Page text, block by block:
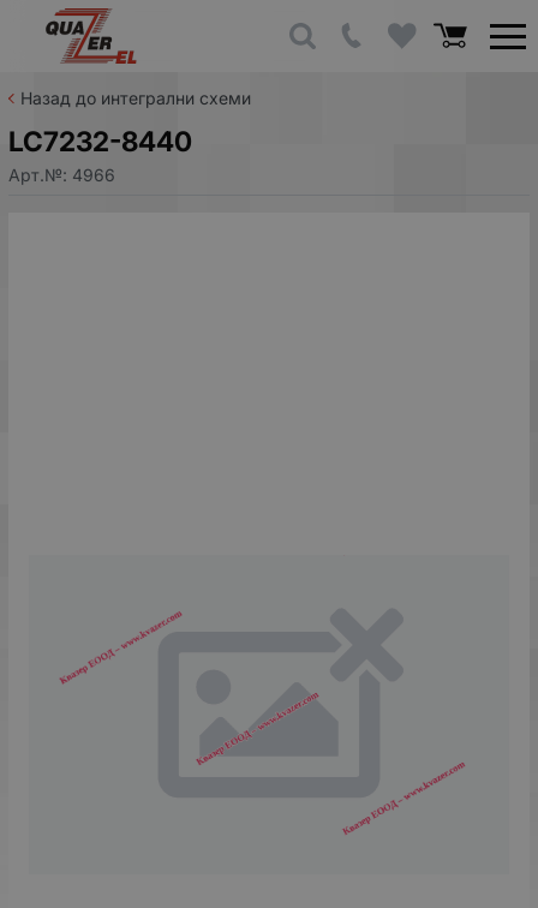
Назад до интегрални схеми
LC7232-8440
Арт.№: 4966